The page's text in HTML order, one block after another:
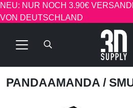
NEU: NUR NOCH 3.90€
VON DEUTSCHLAND
PANDAAMANDA /